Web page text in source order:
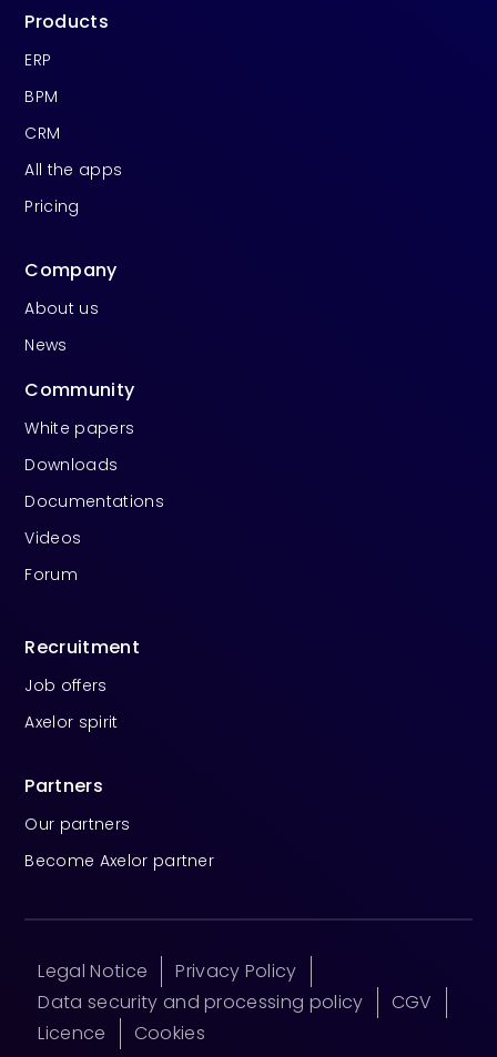
Products
ERP
BPM
CRM
All the apps
Pricing
Company
About us
News
Community
White papers
Downloads
Documentations
Videos
Forum
Recruitment
Job offers
Axelor spirit
Partners
Our partners
Become Axelor partner
Legal Notice
Privacy Policy
Data security and processing policy
CGV
Licence
Cookies